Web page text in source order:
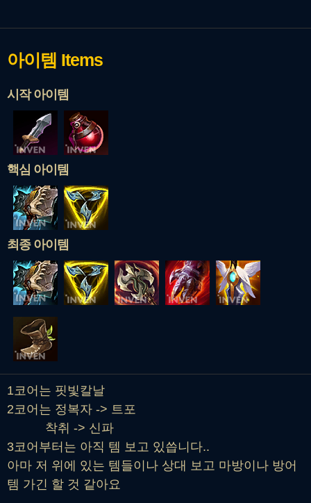
아이템 Items
시작 아이템
핵심 아이템
최종 아이템
1코어는 핏빛칼날
2코어는 정복자 -> 트포
착취 -> 신파
3코어부터는 아직 템 보고 있씁니다..
아마 저 위에 있는 템들이나 상대 보고 마방이나 방어
템 가긴 할 것 같아요